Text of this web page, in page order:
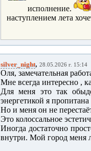
исполнение.
наступлением лета
silver_night, 28.05.2026 г. 15:14
Оля, замечательная
Мне всегда интересно ,
Для меня это так
энергетикой я
Но и меня он не
Это колоссальное
Иногда достаточно
внутри. Мой город меня